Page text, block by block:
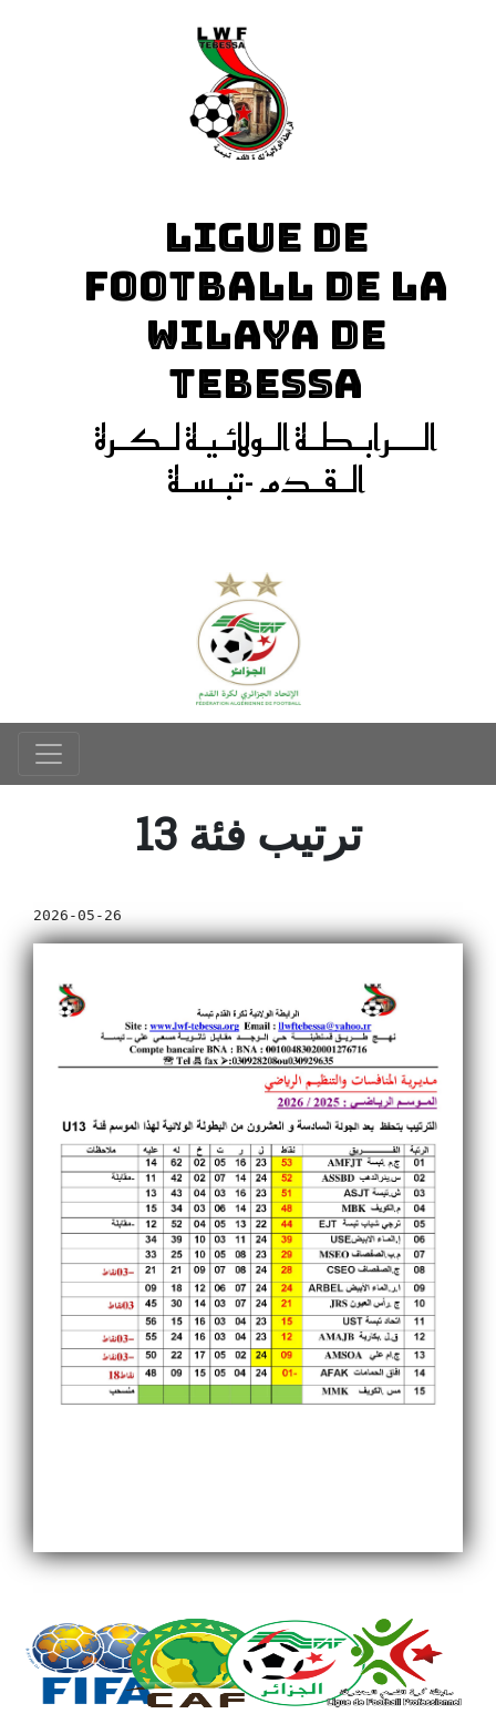
LIGUE DE
FOOTBALL DE LA
WILAYA DE
TEBESSA
الـــرابـطـة الـولائـيـة لـكـرة
الـقـدم -تبـسـة
ترتيب فئة 13
2026-05-26